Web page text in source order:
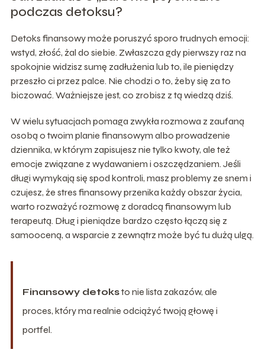
podczas detoksu?
Detoks finansowy może poruszyć sporo trudnych emocji:
wstyd, złość, żal do siebie. Zwłaszcza gdy pierwszy raz na
spokojnie widzisz sumę zadłużenia lub to, ile pieniędzy
przeszło ci przez palce. Nie chodzi o to, żeby się za to
biczować. Ważniejsze jest, co zrobisz z tą wiedzą dziś.
W wielu sytuacjach pomaga zwykła rozmowa z zaufaną
osobą o twoim planie finansowym albo prowadzenie
dziennika, w którym zapisujesz nie tylko kwoty, ale też
emocje związane z wydawaniem i oszczędzaniem. Jeśli
długi wymykają się spod kontroli, masz problemy ze snem i
czujesz, że stres finansowy przenika każdy obszar życia,
warto rozważyć rozmowę z doradcą finansowym lub
terapeutą. Dług i pieniądze bardzo często łączą się z
samooceną, a wsparcie z zewnątrz może być tu dużą ulgą.
Finansowy detoksto nie lista zakazów, ale
proces, który ma realnie odciążyć twoją głowę i
portfel.